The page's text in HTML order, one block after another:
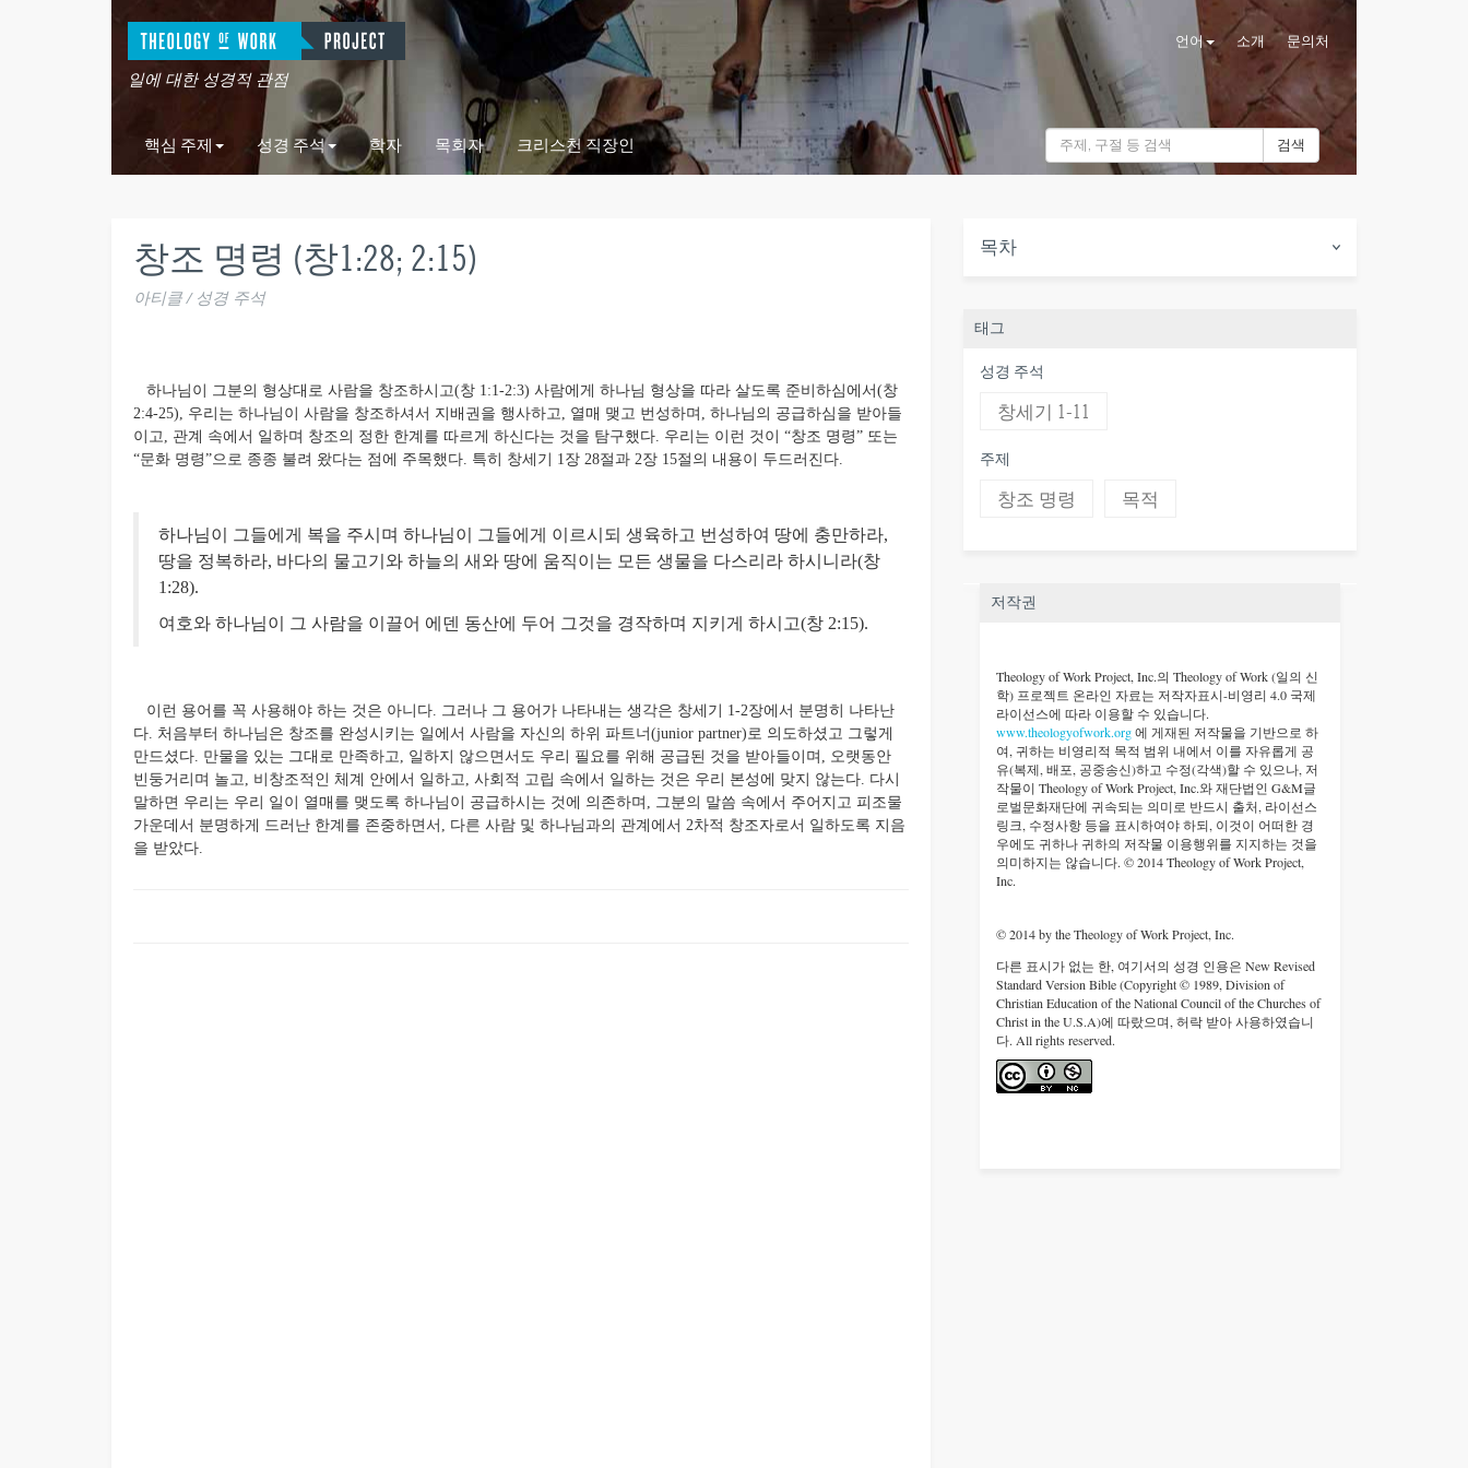
언어 소개 문의처
일에 대한 성경적 관점
검색
핵심 주제 성경 주석 학자 목회자 크리스천 직장인
목차
태그
성경 주석
창세기 1-11
주제
창조 명령 목적
저작권
Theology of Work Project, Inc.의 Theology of Work (일의 신
학) 프로젝트 온라인 자료는 저작자표시-비영리 4.0 국제
라이선스에 따라 이용할 수 있습니다.
www.theologyofwork.org에 게재된 저작물을 기반으로 하
여, 귀하는 비영리적 목적 범위 내에서 이를 자유롭게 공
유(복제, 배포, 공중송신)하고 수정(각색)할 수 있으나, 저
작물이 Theology of Work Project, Inc.와 재단법인 G&M글
로벌문화재단에 귀속되는 의미로 반드시 출처, 라이선스
링크, 수정사항 등을 표시하여야 하되, 이것이 어떠한 경
우에도 귀하나 귀하의 저작물 이용행위를 지지하는 것을
의미하지는 않습니다. © 2014 Theology of Work Project,
Inc.
© 2014 by the Theology of Work Project, Inc.
다른 표시가 없는 한, 여기서의 성경 인용은 New Revised
Standard Version Bible (Copyright © 1989, Division of
Christian Education of the National Council of the Churches of
Christ in the U.S.A)에 따랐으며, 허락 받아 사용하였습니
다. All rights reserved.
창조 명령 (창1:28; 2:15)
아티클 / 성경 주석
하나님이 그분의 형상대로 사람을 창조하시고(창 1:1-2:3) 사람에게 하나님 형상을 따라 살도록 준비하심에서(창
2:4-25), 우리는 하나님이 사람을 창조하셔서 지배권을 행사하고, 열매 맺고 번성하며, 하나님의 공급하심을 받아들
이고, 관계 속에서 일하며 창조의 정한 한계를 따르게 하신다는 것을 탐구했다. 우리는 이런 것이 “창조 명령” 또는
“문화 명령”으로 종종 불려 왔다는 점에 주목했다. 특히 창세기 1장 28절과 2장 15절의 내용이 두드러진다.
하나님이 그들에게 복을 주시며 하나님이 그들에게 이르시되 생육하고 번성하여 땅에 충만하라,
땅을 정복하라, 바다의 물고기와 하늘의 새와 땅에 움직이는 모든 생물을 다스리라 하시니라(창
1:28).
여호와 하나님이 그 사람을 이끌어 에덴 동산에 두어 그것을 경작하며 지키게 하시고(창 2:15).
이런 용어를 꼭 사용해야 하는 것은 아니다. 그러나 그 용어가 나타내는 생각은 창세기 1-2장에서 분명히 나타난
다. 처음부터 하나님은 창조를 완성시키는 일에서 사람을 자신의 하위 파트너(junior partner)로 의도하셨고 그렇게
만드셨다. 만물을 있는 그대로 만족하고, 일하지 않으면서도 우리 필요를 위해 공급된 것을 받아들이며, 오랫동안
빈둥거리며 놀고, 비창조적인 체계 안에서 일하고, 사회적 고립 속에서 일하는 것은 우리 본성에 맞지 않는다. 다시
말하면 우리는 우리 일이 열매를 맺도록 하나님이 공급하시는 것에 의존하며, 그분의 말씀 속에서 주어지고 피조물
가운데서 분명하게 드러난 한계를 존중하면서, 다른 사람 및 하나님과의 관계에서 2차적 창조자로서 일하도록 지음
을 받았다.